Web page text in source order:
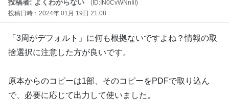
投稿者: よくわからない
(ID:IN0CvWNnIiI)
投稿日時：2024年 01月 19日 21:08
「3周がデフォルト」に何も根拠ないですよね？情報の取
捨選択に注意した方が良いです。
原本からのコピーは1部、そのコピーをPDFで取り込ん
で、必要に応じて出力して使いました。